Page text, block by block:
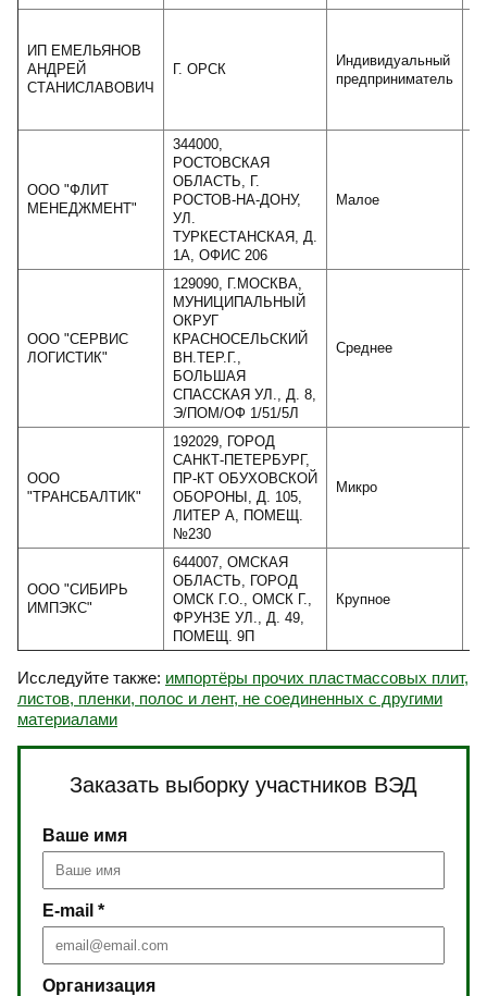
ИП ЕМЕЛЬЯНОВ
АНДРЕЙ
СТАНИСЛАВОВИЧ
Г. ОРСК
Индивидуальный
предприниматель
ООО "ФЛИТ
МЕНЕДЖМЕНТ"
344000,
РОСТОВСКАЯ
ОБЛАСТЬ, Г.
РОСТОВ-НА-ДОНУ,
УЛ.
ТУРКЕСТАНСКАЯ, Д.
1А, ОФИС 206
Малое
ООО "СЕРВИС
ЛОГИСТИК"
129090, Г.МОСКВА,
МУНИЦИПАЛЬНЫЙ
ОКРУГ
КРАСНОСЕЛЬСКИЙ
ВН.ТЕР.Г.,
БОЛЬШАЯ
СПАССКАЯ УЛ., Д. 8,
Э/ПОМ/ОФ 1/51/5Л
Среднее
ООО
"ТРАНСБАЛТИК"
192029, ГОРОД
САНКТ-ПЕТЕРБУРГ,
ПР-КТ ОБУХОВСКОЙ
ОБОРОНЫ, Д. 105,
ЛИТЕР А, ПОМЕЩ.
№230
Микро
ООО "СИБИРЬ
ИМПЭКС"
644007, ОМСКАЯ
ОБЛАСТЬ, ГОРОД
ОМСК Г.О., ОМСК Г.,
ФРУНЗЕ УЛ., Д. 49,
ПОМЕЩ. 9П
Крупное
Исследуйте также: импортёры прочих пластмассовых плит,
листов, пленки, полос и лент, не соединенных с другими
материалами
Заказать выборку участников ВЭД
Ваше имя
E-mail *
Организация